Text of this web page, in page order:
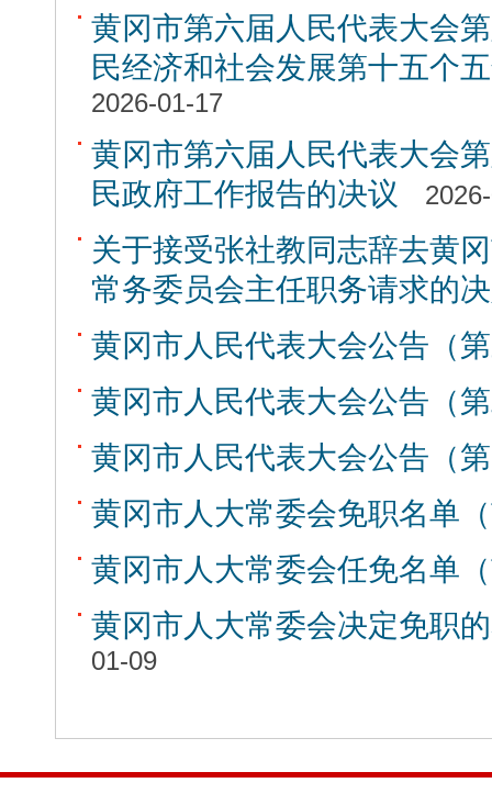
黄冈市第六届人民代表大会
民经济和社会发展第十五个
2026-01-17
黄冈市第六届人民代表大会
民政府工作报告的决议
关于接受张社教同志辞去黄
常务委员会主任职务请求的
黄冈市人民代表大会公告（
黄冈市人民代表大会公告（
黄冈市人民代表大会公告（
黄冈市人大常委会免职名单
黄冈市人大常委会任免名单
黄冈市人大常委会决定免职
01-09